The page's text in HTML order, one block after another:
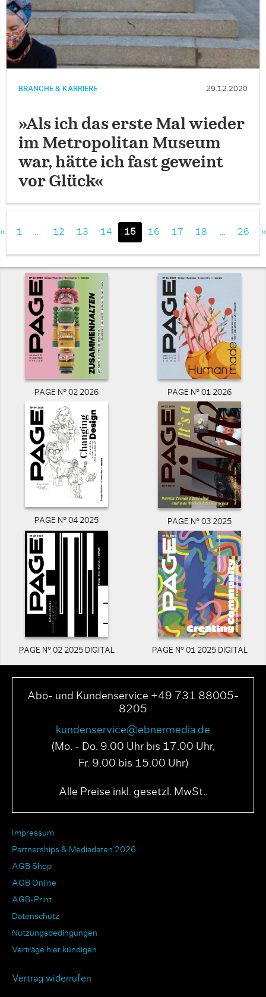
BRANCHE & KARRIERE 29.12.2020
»Als ich das erste Mal wieder
im Metropolitan Museum
war, hätte ich fast ­geweint
vor Glück«
« 1 12 13 14 15 16 17 18 26 »
PAGE N° 02 2026 PAGE N° 01 2026
PAGE N° 04 2025 PAGE N° 03 2025
PAGE N° 02 2025 DIGITAL PAGE N° 01 2025 DIGITAL
Abo- und Kundenservice +49 731 88005-
8205
kundenservice@ebnermedia.de
(Mo. - Do. 9.00 Uhr bis 17.00 Uhr,
Fr. 9.00 bis 15.00 Uhr)
Alle Preise inkl. gesetzl. MwSt..
Impressum
Partnerships & Mediadaten 2026
AGB Shop
AGB Online
AGB-Print
Datenschutz
Nutzungsbedingungen
Verträge hier kündigen
Vertrag widerrufen